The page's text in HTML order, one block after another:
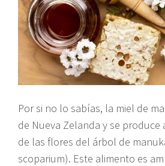
Por si no lo sabías, la miel de
de Nueva Zelanda y se
de las flores del árbol de
scoparium). Este alimento es